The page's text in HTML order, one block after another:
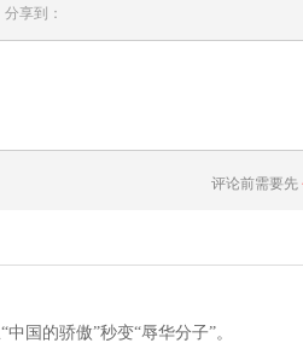
分享到：
评论前需要先
国的骄傲”秒变“辱华分子”。